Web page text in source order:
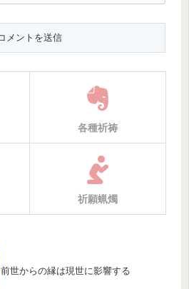
各種祈祷
祈願蝋燭
前世からの縁は現世に影響する